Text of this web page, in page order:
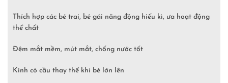
Thích hợp các bé trai, bé gái năng động hiếu kì, ưa hoạt động
thể chất
Đệm mắt mềm, mút mắt, chống nước tốt
Kính có cầu thay thế khi bé lớn lên